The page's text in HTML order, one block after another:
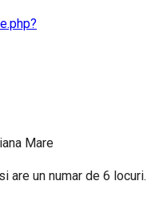
Mare
are un numar de 6 locuri.